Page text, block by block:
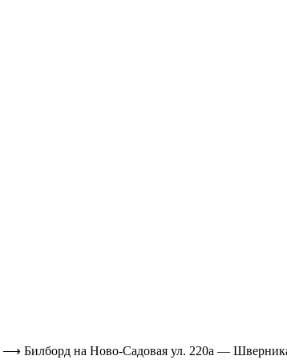
⟶ Билборд на Ново-Садовая ул. 220а —